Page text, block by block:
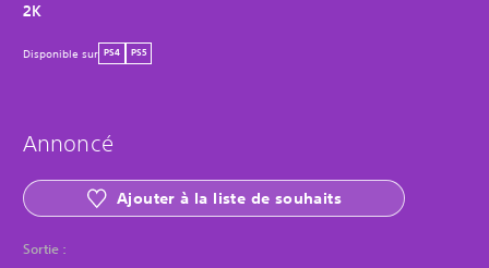
2K
Disponible sur PS4 PS5
Annoncé
Ajouter à la liste de souhaits
Sortie :